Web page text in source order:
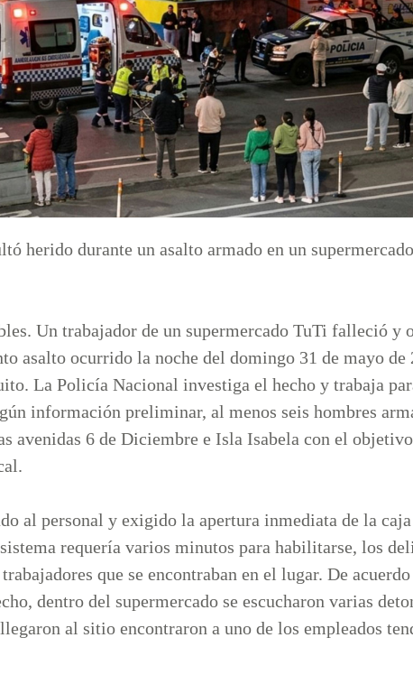
herido durante un asalto armado en un
Un trabajador de un supermercado TuTi falleció y
asalto ocurrido la noche del domingo 31 de mayo de
La Policía Nacional investiga el hecho y trabaja
información preliminar, al menos seis hombres
avenidas 6 de Diciembre e Isla Isabela con el
al personal y exigido la apertura inmediata de la
requería varios minutos para habilitarse, los
que se encontraban en el lugar. De
dentro del supermercado se escucharon varias
al sitio encontraron a uno de los empleados